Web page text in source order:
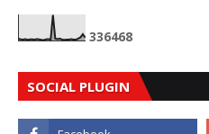
336468
SOCIAL PLUGIN